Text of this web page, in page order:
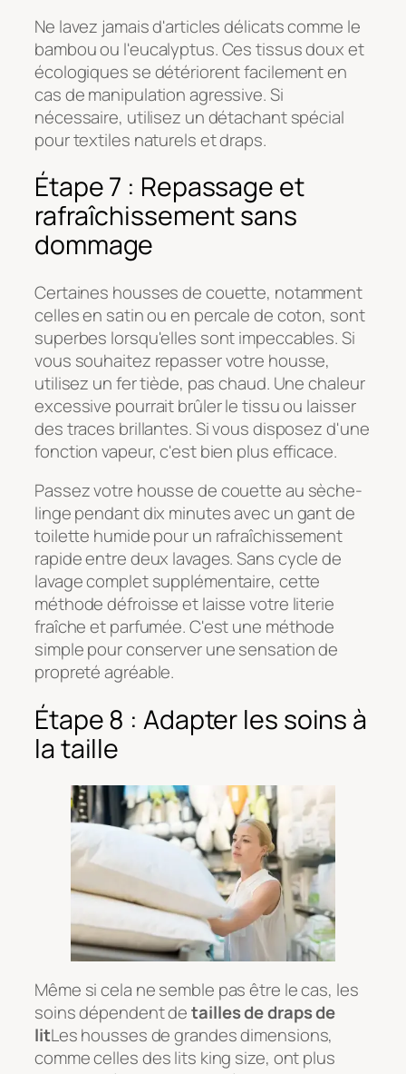
Ne lavez jamais d'articles délicats comme le
bambou ou l'eucalyptus. Ces tissus doux et
écologiques se détériorent facilement en
cas de manipulation agressive. Si
nécessaire, utilisez un détachant spécial
pour textiles naturels et draps.
Étape 7 : Repassage et
rafraîchissement sans
dommage
Certaines housses de couette, notamment
celles en satin ou en percale de coton, sont
superbes lorsqu'elles sont impeccables. Si
vous souhaitez repasser votre housse,
utilisez un fer tiède, pas chaud. Une chaleur
excessive pourrait brûler le tissu ou laisser
des traces brillantes. Si vous disposez d'une
fonction vapeur, c'est bien plus efficace.
Passez votre housse de couette au sèche-
linge pendant dix minutes avec un gant de
toilette humide pour un rafraîchissement
rapide entre deux lavages. Sans cycle de
lavage complet supplémentaire, cette
méthode défroisse et laisse votre literie
fraîche et parfumée. C'est une méthode
simple pour conserver une sensation de
propreté agréable.
Étape 8 : Adapter les soins à
la taille
Même si cela ne semble pas être le cas, les
soins dépendent detailles de draps de
litLes housses de grandes dimensions,
comme celles des lits king size, ont plus